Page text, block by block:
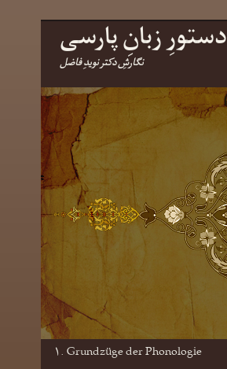
دستورِ زبانِ پارسی
نگارشِ دکتر نویدِ فاضل
۱. Grundzüge der Phonologie